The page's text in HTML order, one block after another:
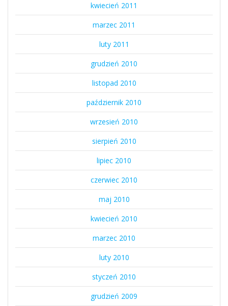
kwiecień 2011
marzec 2011
luty 2011
grudzień 2010
listopad 2010
październik 2010
wrzesień 2010
sierpień 2010
lipiec 2010
czerwiec 2010
maj 2010
kwiecień 2010
marzec 2010
luty 2010
styczeń 2010
grudzień 2009